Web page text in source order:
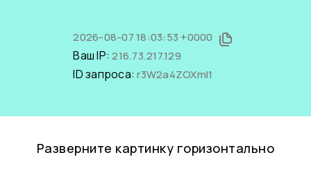
2026-08-07 18:03:53 +0000
Ваш IP:216.73.217.129
ID запроса:r3W2a4ZOXmI1
Разверните картинку горизонтально